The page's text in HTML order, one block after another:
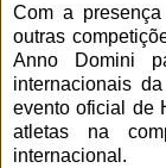
Com a
outras
Anno Domini
internacionais
evento oficial de
atletas na
internacional.